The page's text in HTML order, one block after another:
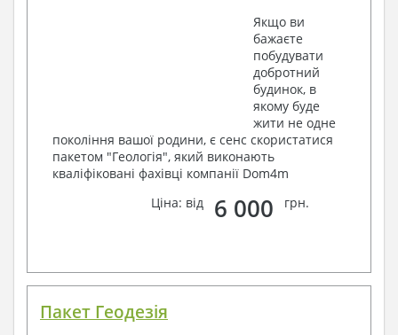
Якщо ви
бажаєте
побудувати
добротний
будинок, в
якому буде
жити не одне
покоління вашої родини, є сенс скористатися
пакетом "Геологія", який виконають
кваліфіковані фахівці компанії Dom4m
Ціна: від
6 000 грн.
Пакет Геодезія